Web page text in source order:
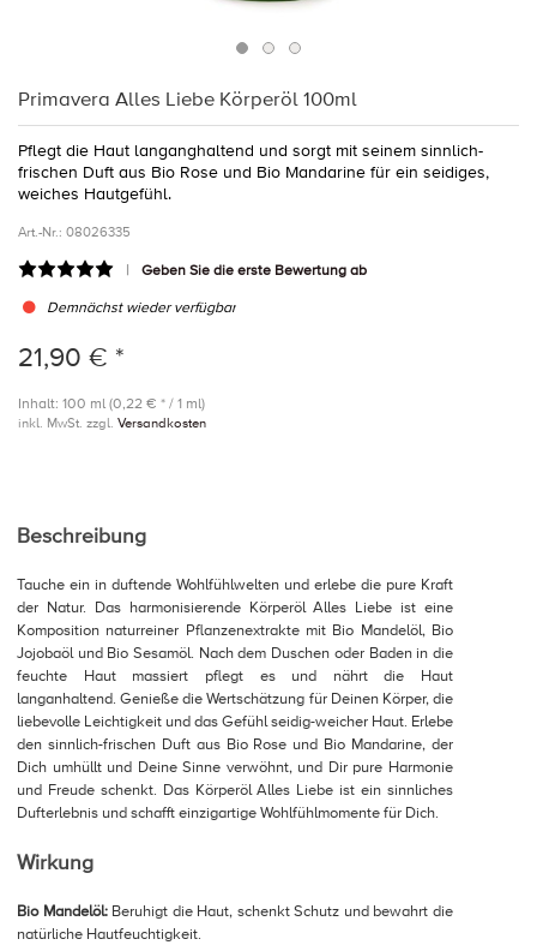
Primavera Alles Liebe Körperöl 100ml
Pflegt die Haut langanghaltend und sorgt mit seinem sinnlich-
frischen Duft aus Bio Rose und Bio Mandarine für ein seidiges,
weiches Hautgefühl.
Art.-Nr.: 08026335
Geben Sie die erste Bewertung ab
Demnächst wieder verfügbar
21,90 € *
Inhalt: 100 ml (0,22 € * / 1 ml)
inkl. MwSt. zzgl. Versandkosten
Beschreibung
Tauche ein in duftende Wohlfühlwelten und erlebe die pure Kraft
der Natur. Das harmonisierende Körperöl Alles Liebe ist eine
Komposition naturreiner Pflanzenextrakte mit Bio Mandelöl, Bio
Jojobaöl und Bio Sesamöl. Nach dem Duschen oder Baden in die
feuchte Haut massiert pflegt es und nährt die Haut
langanhaltend. Genieße die Wertschätzung für Deinen Körper, die
liebevolle Leichtigkeit und das Gefühl seidig-weicher Haut. Erlebe
den sinnlich-frischen Duft aus Bio Rose und Bio Mandarine, der
Dich umhüllt und Deine Sinne verwöhnt, und Dir pure Harmonie
und Freude schenkt. Das Körperöl Alles Liebe ist ein sinnliches
Dufterlebnis und schafft einzigartige Wohlfühlmomente für Dich.
Wirkung
Bio Mandelöl:Beruhigt die Haut, schenkt Schutz und bewahrt die
natürliche Hautfeuchtigkeit.